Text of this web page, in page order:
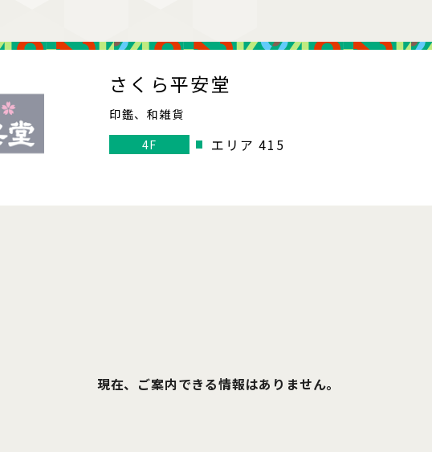
さくら平安堂
印鑑、和雑貨
4F
エリア 415
現在、ご案内できる情報はありません。